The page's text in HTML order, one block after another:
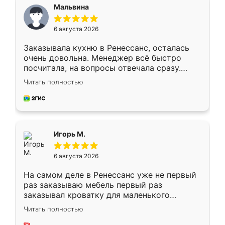
Мальвина
6 августа 2026
Заказывала кухню в Ренессанс, осталась
очень довольна. Менеджер всё быстро
посчитала, на вопросы отвечала сразу.
Замерщик приехал в субботу, подошёл к
делу со всей ответственностью. Собрали
за день, ребята работали аккуратно, даже
Читать полностью
Игорь М.
6 августа 2026
На самом деле в Ренессанс уже не первый
раз заказываю мебель первый раз
заказывал кроватку для маленького
ребёнка при его рождении ,во второй раз
заказал шкаф-купе. По качеству очень
Читать полностью